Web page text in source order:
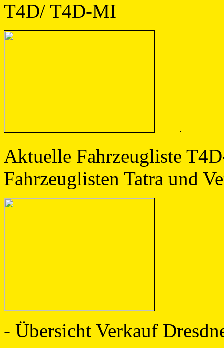
T4D/
Aktuelle Fahrzeugliste
Fahrzeuglisten Tatra und
- Übersicht Verkauf